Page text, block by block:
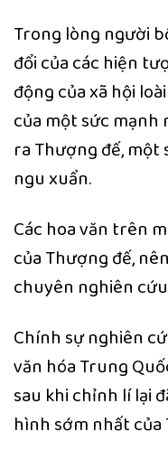
Trong lòng người
đổi của các hiện
động của xã hội
của một sức mạnh
ra Thượng đế, một
ngu xuẩn.
Các hoa văn trên
của Thượng đế,
chuyên nghiên
Chính sự nghiên
văn hóa Trung
sau khi chỉnh lí lại
hình sớm nhất của